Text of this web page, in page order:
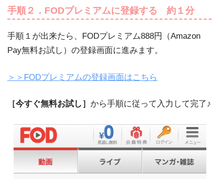
手順２．FODプレミアムに登録する 約１分
手順１が出来たら、FODプレミアム888円（Amazon
Pay無料お試し）の登録画面に進みます。
＞＞FODプレミアムの登録画面はこちら
［今すぐ無料お試し］ から手順に従って入力して完了♪